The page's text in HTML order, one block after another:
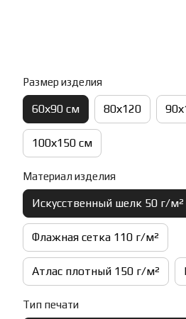
Размер изделия
60х90 см 80х120
100х150 см
Материал изделия
Искусственный шелк 50 г/м²
Флажная сетка 110 г/м²
Атлас плотный 150 г/м²
Тип печати